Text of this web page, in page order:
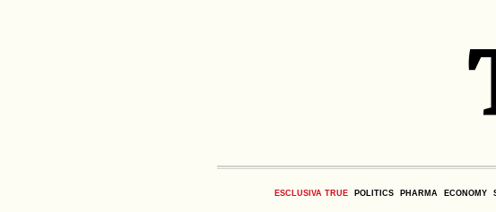
ESCLUSIVA TRUE POLITICS PHARMA ECONOMY